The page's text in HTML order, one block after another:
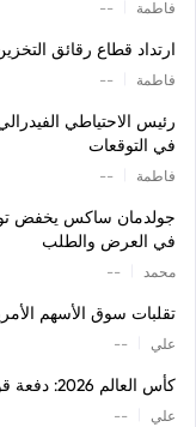
فاطمة --
ارتداد قطاع رقائق
فاطمة --
رئيس الاحتياطي
في التوقعات
فاطمة --
في العرض والطلب
محمد --
تقلبات سوق الأسهم
علي --
كأس العالم 2026: دفعة قوية لأسواق التنبؤات وتعزيز لـ DraftKings
علي --